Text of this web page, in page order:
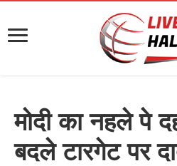
मोदी का नहले पे
बदले टारगेट पर